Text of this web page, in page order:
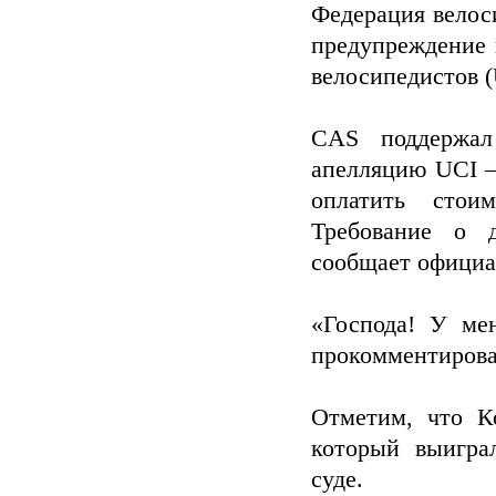
Федерация
велосипедистов
CAS
апелляцию UCI
оплатить
Требование о
сообщает
«Господа! У
Отметим, что
который
суде.